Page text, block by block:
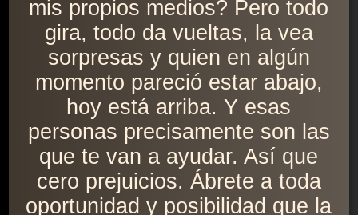
mis propios medios? Pero todo
gira, todo da vueltas, la vea
sorpresas y quien en algún
momento pareció estar abajo,
hoy está arriba. Y esas
personas precisamente son las
que te van a ayudar. Así que
cero prejuicios. Ábrete a toda
oportunidad y posibilidad que la